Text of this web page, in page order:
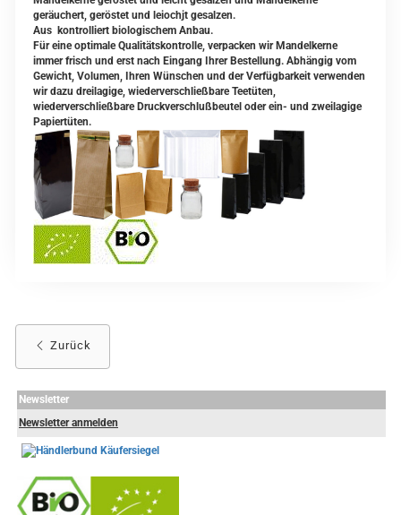
geräuchert, geröstet und leiochjt gesalzen.
Aus kontrolliert biologischem Anbau.
Für eine optimale Qualitätskontrolle, verpacken wir Mandelkerne
immer frisch und erst nach Eingang Ihrer Bestellung. Abhängig vom
Gewicht, Volumen, Ihren Wünschen und der Verfügbarkeit verwenden
wir dazu dreilagige, wiederverschließbare Teetüten,
wiederverschließbare Druckverschlußbeutel oder ein- und zweilagige
Papiertüten.
Zurück
Newsletter
Newsletter anmelden